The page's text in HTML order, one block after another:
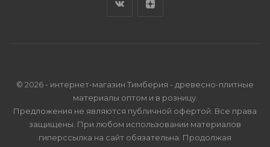
© 2026 - интернет-магазин Тимберия - древесно-плитные
материалы оптом и в розницу.
Предложения не являются публичной офертой. Все права
защищены. При любом использовании материалов
гиперссылка на сайт обязательна. Продолжая